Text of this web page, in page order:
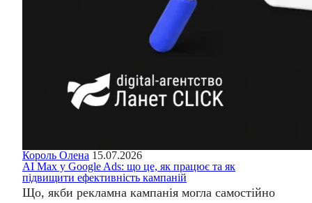
Король Олена 15.07.2026
AI Max у Google Ads: що це, як працює та як
підвищити ефективність кампаній
Що, якби рекламна кампанія могла самостійно